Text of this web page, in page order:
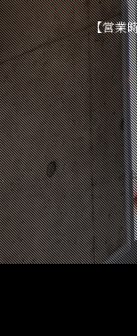
【営業